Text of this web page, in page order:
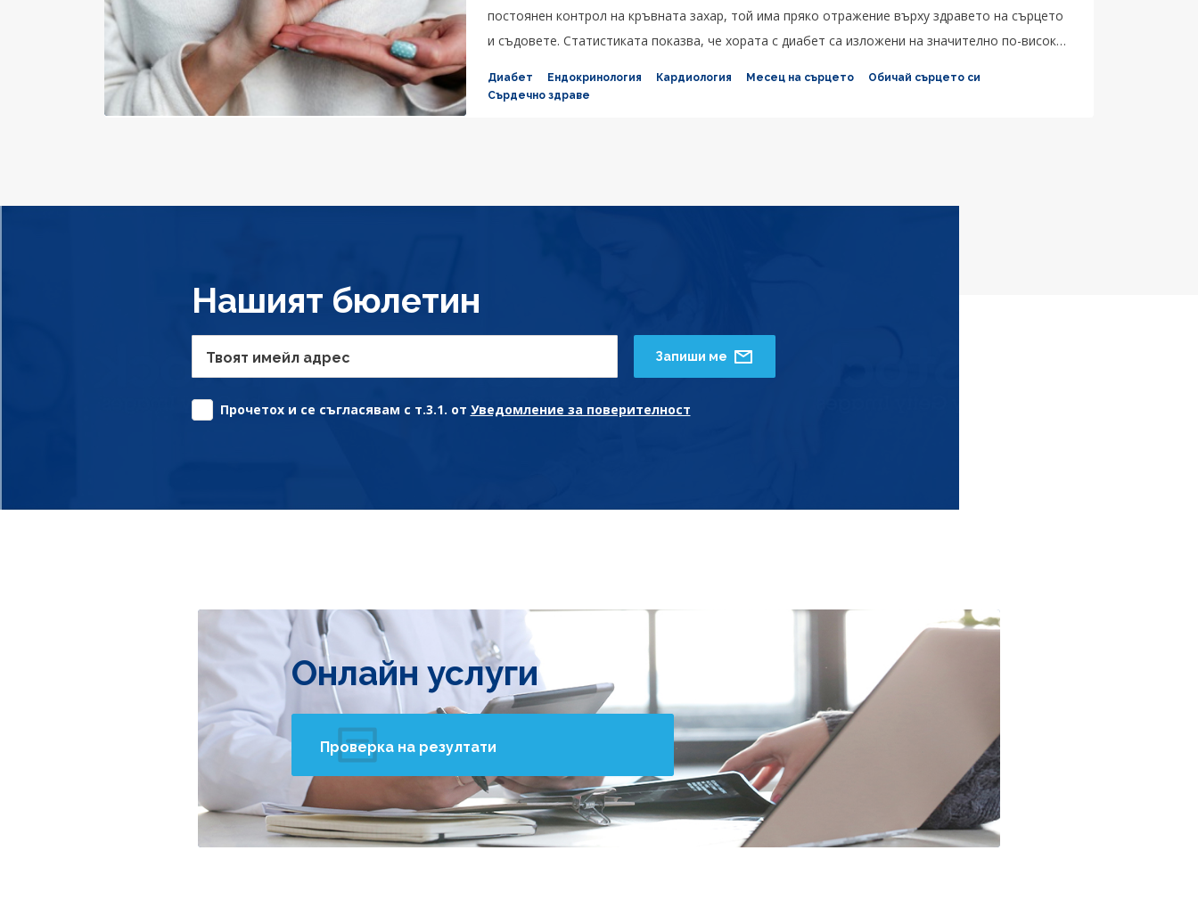
постоянен контрол на кръвната захар, той има пряко отражение върху здравето на сърцето
и съдовете. Статистиката показва, че хората с диабет са изложени на значително по-висок
Диабет Ендокринология Кардиология Месец на сърцето
Обичай сърцето си
Сърдечно здраве
Нашият бюлетин
Твоят имейл адрес
Прочетох и се съгласявам с т.3.1. от Уведомление за поверителност
Запиши ме
Онлайн услуги
Проверка на резултати